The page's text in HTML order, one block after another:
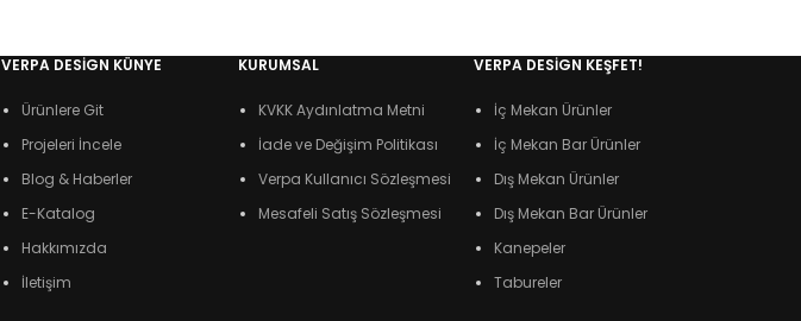
VERPA DESIGN KÜNYE
Ürünlere Git
Projeleri İncele
Blog & Haberler
E-Katalog
Hakkımızda
İletişim
KURUMSAL
KVKK Aydınlatma Metni
İade ve Değişim Politikası
Verpa Kullanıcı Sözleşmesi
Mesafeli Satış Sözleşmesi
VERPA DESIGN KEŞFET!
İç Mekan Ürünler
İç Mekan Bar Ürünler
Dış Mekan Ürünler
Dış Mekan Bar Ürünler
Kanepeler
Tabureler